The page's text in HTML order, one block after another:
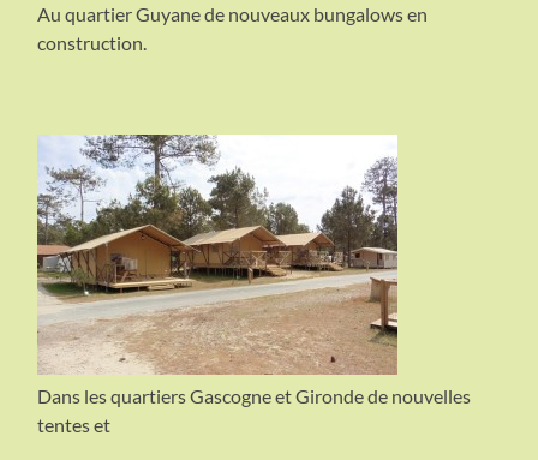
Au quartier Guyane de nouveaux bungalows en
construction.
Dans les quartiers Gascogne et Gironde de nouvelles
tentes et